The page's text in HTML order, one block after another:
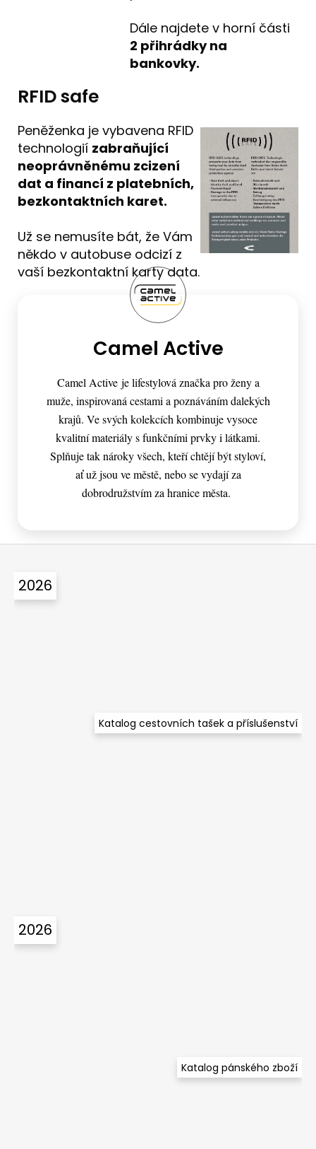
Dále najdete v horní části
2 přihrádky na
bankovky.
RFID safe
Peněženka je vybavena RFID
technologií zabraňující
neoprávněnému zcizení
dat a financí z platebních,
bezkontaktních karet.
Už se nemusíte bát, že Vám
někdo v autobuse odcizí z
vaší bezkontaktní karty data.
Camel Active
Camel Active je lifestylová značka pro ženy a
muže, inspirovaná cestami a poznáváním dalekých
krajů. Ve svých kolekcích kombinuje vysoce
kvalitní materiály s funkčními prvky i látkami.
Splňuje tak nároky všech, kteří chtějí být styloví,
ať už jsou ve městě, nebo se vydají za
dobrodružstvím za hranice města.
Z
2026
Katalog cestovních tašek a příslušenství
2026
Katalog pánského zboží